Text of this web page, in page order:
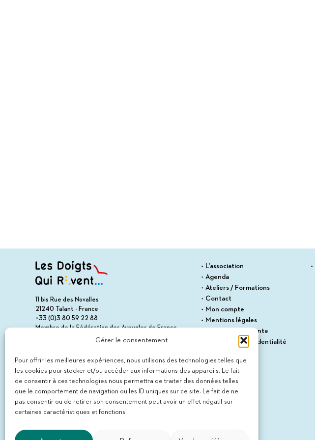
Gérer le consentement
Pour offrir les meilleures expériences, nous utilisons des technologies telles que
les cookies pour stocker et/ou accéder aux informations des appareils. Le fait
de consentir à ces technologies nous permettra de traiter des données telles
que le comportement de navigation ou les ID uniques sur ce site. Le fait de ne
pas consentir ou de retirer son consentement peut avoir un effet négatif sur
certaines caractéristiques et fonctions.
11 bis Rue des Novalles
21240 Talant - France
+33 (0)3 80 59 22 88
Membre de la Fédération des Aveugles de France
Membre du collectif Les Éditeurs Atypiques
L’association
Agenda
Ateliers / Formations
Contact
Mon compte
Mentions légales
Conditions de vente
Politique de confidentialité